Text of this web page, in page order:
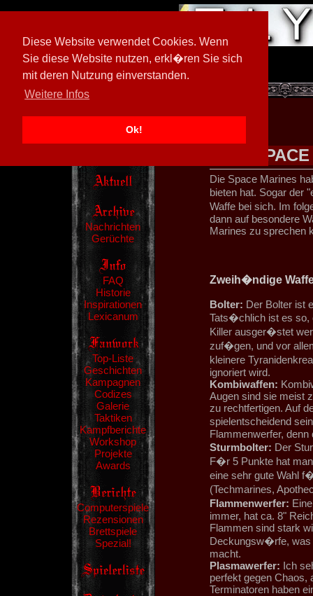
Diese Website verwendet Cookies. Wenn
Sie diese Website nutzen, erkl�ren Sie sich
mit deren Nutzung einverstanden.
Weitere Infos
Ok!
[ 605026/M3]
Nachrichten
Gerüchte
FAQ
Historie
Inspirationen
Lexicanum
Top-Liste
Geschichten
Kampagnen
Codizes
Galerie
Taktiken
Kampfberichte
Workshop
Projekte
Awards
Computerspiele
Rezensionen
Brettspiele
Spezial!
Die Space Marines
bieten hat. Sogar der
Waffe bei sich. Im
dann auf besondere
Marines zu sprechen
Zweih�ndige
Bolter: Der Bolter ist
Tats�chlich ist es
Killer ausger�stet
zuf�gen, und vor
kleinere
ignoriert wird.
Kombiwaffen:
Augen sind sie meist
zu rechtfertigen. Auf
spielentscheidend
Flammenwerfer,
Sturmbolter: Der
F�r 5 Punkte hat
eine sehr gute Wahl
(Techmarines,
Flammenwerfer:
immer, hat ca. 8"
Flammen sind stark
Deckungsw�rfe, was
macht.
Plasmawerfer: Ich
perfekt gegen Chaos,
Terminatoren haben